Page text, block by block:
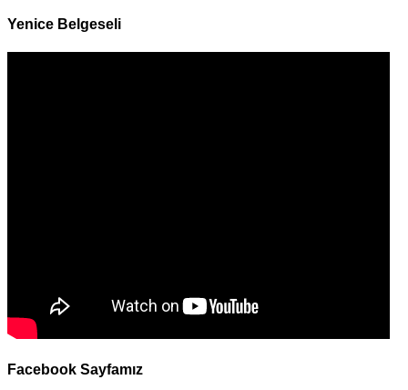
Yenice Belgeseli
Facebook Sayfamız